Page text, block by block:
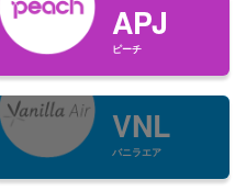
APJ
ピーチ
VNL
バニラエア